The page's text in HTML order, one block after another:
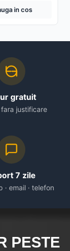
in cos
gratuit
justificare
7 zile
· email · telefon
PESTE